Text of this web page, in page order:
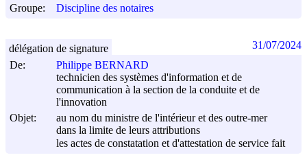
Groupe:
Discipline des notaires
De:
Philippe BERNARD
technicien des systèmes d'information et de
communication à la section de la conduite et de
l'innovation
Objet:
au nom du ministre de l'intérieur et des outre-mer
dans la limite de leurs attributions
les actes de constatation et d'attestation de service fait
délégation de signature 31/07/2024